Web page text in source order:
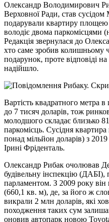
Олександр Володимирович
Верховної Ради, став
подарували квартиру
володіє двома паркомісцями
Редакція звернулася до
хто саме зробив колишньому
подарунок, проте відповіді
надійшло.
Вартість квадратного метра
до 7 тисяч доларів, тож
молодшого складає близько
паркомісць. Сусідня
понад мільйон доларів) з
Ірині Фріденталь.
Олександр Рибак очолював
будівельну інспекцію (ДАБІ),
парламентом. З 2009 року він
(660,1 кв. м), де, за його ж
викрали 2 млн доларів, які
походження таких сум
оновив автопарк новою